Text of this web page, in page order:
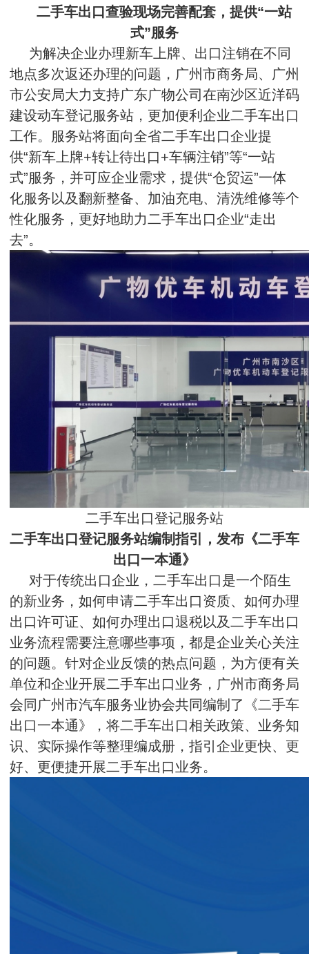
二手车出口查验现场完善配套，提供“一站
式”服务
为解决企业办理新车上牌、出口注销在不同
地点多次返还办理的问题，广州市商务局、广州
市公安局大力支持广东广物公司在南沙区近洋码
建设动车登记服务站，更加便利企业二手车出口
工作。服务站将面向全省二手车出口企业提
供“新车上牌+转让待出口+车辆注销”等“一站
式”服务，并可应企业需求，提供“仓贸运”一体
化服务以及翻新整备、加油充电、清洗维修等个
性化服务，更好地助力二手车出口企业“走出
去”。
二手车出口登记服务站
二手车出口登记服务站编制指引，发布《二手车
出口一本通》
对于传统出口企业，二手车出口是一个陌生
的新业务，如何申请二手车出口资质、如何办理
出口许可证、如何办理出口退税以及二手车出口
业务流程需要注意哪些事项，都是企业关心关注
的问题。针对企业反馈的热点问题，为方便有关
单位和企业开展二手车出口业务，广州市商务局
会同广州市汽车服务业协会共同编制了《二手车
出口一本通》，将二手车出口相关政策、业务知
识、实际操作等整理编成册，指引企业更快、更
好、更便捷开展二手车出口业务。